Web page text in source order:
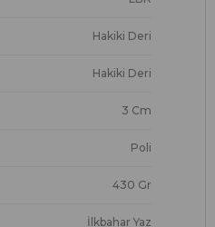
Hakiki Deri
Hakiki Deri
3 Cm
Poli
430 Gr
İlkbahar Yaz